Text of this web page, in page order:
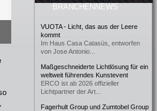
BRANCHENNEWS
VUOTA - Licht, das aus der Leere
kommt
Im Haus Casa Catasüs, entworfen
von Jose Antonio...
Maßgeschneiderte Lichtlösung für ein
weltweit führendes Kunstevent
ERCO ist ab 2026 offizieller
Lichtpartner der Art...
Fagerhult Group und Zumtobel Group